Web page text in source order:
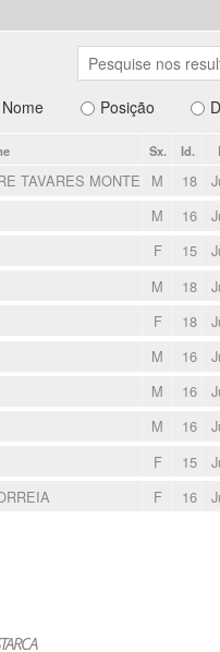
Nome Posição
Sx. Id.
TAVARES MONTEIRO
M 18
M 16
F 15
M 18
F 18
M 16
M 16
M 16
F 15
F 16